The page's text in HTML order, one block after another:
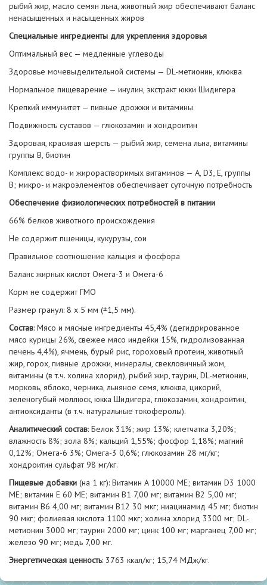
рыбий жир, масло семян льна, животный жир обеспечивают баланс
ненасыщенных и насыщенных жиров
Специальные ингредиенты для укрепления здоровья
Оптимальный вес — медленные углеводы
Здоровье мочевыделительной системы — DL-метионин, клюква
Нормальное пищеварение — инулин, экстракт юкки Шидигера
Крепкий иммунитет — пивные дрожжи и витамины
Подвижность суставов — глюкозамин и хондроитин
Здоровая, красивая шерсть — рыбий жир, семена льна, витамины
группы В, биотин
Комплекс водо- и жирорастворимых витаминов — А, D3, Е, группы
В; микро- и макроэлементов обеспечивает суточную потребность
Обеспечение физиологических потребностей в питании
66% белков животного происхождения
Не содержит пшеницы, кукурузы, сои
Правильное соотношение кальция и фосфора
Баланс жирных кислот Омега-3 и Омега-6
Корм не содержит ГМО
Размер гранул: 8 х 5 мм (±1,5 мм).
Состав: Мясо и мясные ингредиенты 45,4% (дегидрированное
мясо курицы 26%, свежее мясо индейки 15%, гидролизованная
печень 4,4%), ячмень, бурый рис, гороховый протеин, животный
жир, горох, пивные дрожжи, минералы, свекловичный жом,
витамины (в т.ч. холина хлорид), рыбий жир, таурин, DL-метионин,
морковь, яблоко, черника, льняное семя, клюква, цикорий,
зеленогубый моллюск, юкка Шидигера, глюкозамин, хондроитин,
антиоксиданты (в т.ч. натуральные токоферолы).
Аналитический состав: Белок 31%; жир 13%; клетчатка 3,20%;
влажность 8%; зола 8%; кальций 1,55%; фосфор 1,18%; магний
0,12%; Омега-6 3%; Омега-3 0,6%; глюкозамин 28 мг/кг;
хондроитин сульфат 98 мг/кг.
Пищевые добавки (на 1 кг): Витамин A 10000 МЕ; витамин D3 1000
МЕ; витамин Е 60 МЕ; витамин B1 7,00 мг; витамин В2 5,00 мг;
витамин B6 4,00 мг; витамин B12 30 мкг; ниацинамид 45 мг; биотин
90 мкг; фолиевая кислота 1100 мкг; холина хлорид 3300 мг; DL-
метионин 3000 мг; таурин 2000 мг; цинк 100 мг; марганец 7,00 мг;
железо 90 мг; медь 7,00 мг.
Энергетическая ценность: 3763 ккал/кг; 15,74 МДж/кг.